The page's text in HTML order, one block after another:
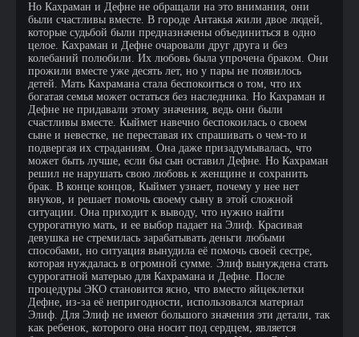
Но Кахраман и Дефне не обращали на это внимания, они
были счастливы вместе. В городе Антакья жили двое людей,
которые судьбой были предназначены объединиться в одно
целое. Кахраман и Дефне очаровали друг друга и без
колебаний полюбили. Их любовь была упрочена браком. Они
прожили вместе уже десять лет, но у пары не появилось
детей. Мать Кахрамана стала беспокоиться о том, что их
богатая семья может остаться без наследника. Но Кахраман и
Дефне не придавали этому значения, ведь они были
счастливы вместе. Кыймет навечно беспокоилась о своем
сыне и невестке, не переставая их спрашивать о чем-то и
подвергая их страданиям. Она даже призадумывалась, что
может быть лучше, если бы сын оставил Дефне. Но Кахраман
решил не нарушать свою любовь к женщине и сохранить
брак. В конце концов, Кыймет узнает, почему у нее нет
внуков, и решает помочь своему сыну в этой сложной
ситуации. Она приходит к выводу, что нужно найти
суррогатную мать, и ее выбор падает на Элиф. Красивая
девушка не стремилась зарабатывать деньги любыми
способами, но ситуация вынудила её помочь своей сестре,
которая нуждалась в огромной сумме. Элиф вынуждена стать
суррогатной матерью для Кахрамана и Дефне. После
процедуры ЭКО становится ясно, что вместо яйцеклетки
Дефне, из-за её непригодности, использовался материал
Элиф. Для Элиф не имеют большого значения эти детали, так
как ребенок, которого она носит под сердцем, является